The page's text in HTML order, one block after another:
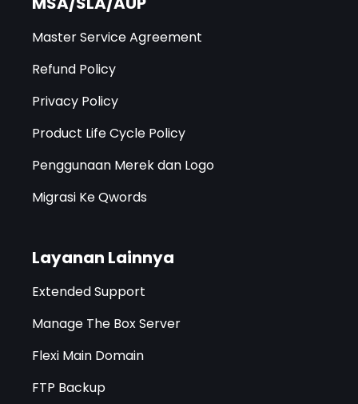
Master Service Agreement
Refund Policy
Privacy Policy
Product Life Cycle Policy
Penggunaan Merek dan Logo
Migrasi Ke Qwords
Layanan Lainnya
Extended Support
Manage The Box Server
Flexi Main Domain
FTP Backup